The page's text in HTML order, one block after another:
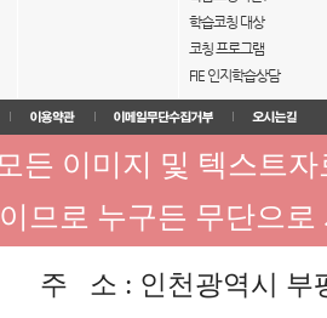
학습코칭 대상
코칭 프로그램
FIE 인지학습상담
든 이미지 및 텍스트
므로 누구든 무단으
주 소 : 인천광역시 부